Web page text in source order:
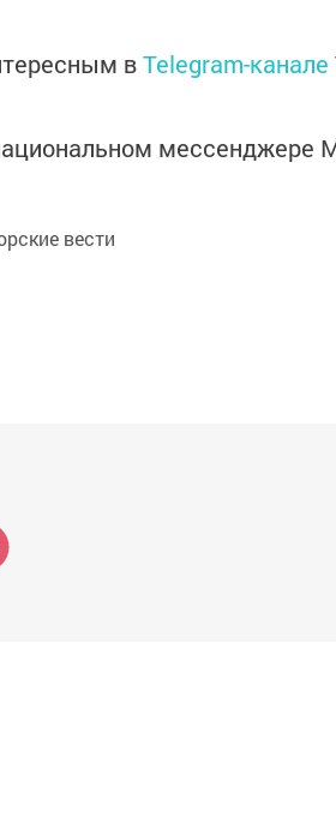
вTelegram-канале
мессенджере
вести